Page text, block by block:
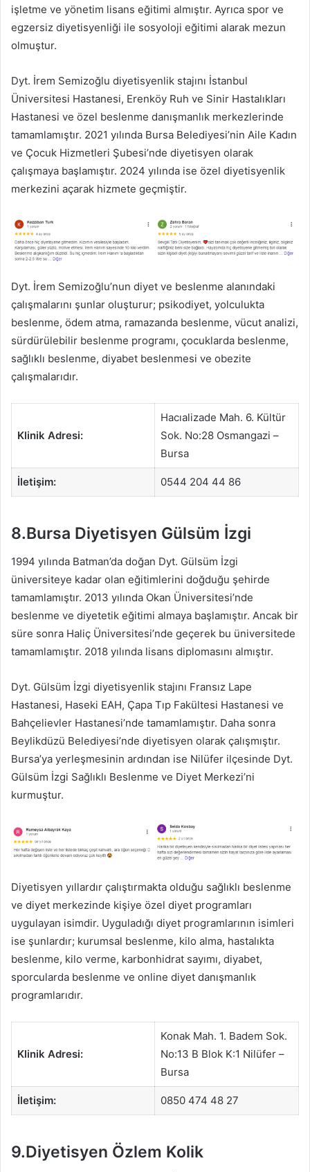
işletme ve yönetim lisans eğitimi almıştır. Ayrıca spor ve
egzersiz diyetisyenliği ile sosyoloji eğitimi alarak mezun
olmuştur.
Dyt. İrem Semizoğlu diyetisyenlik stajını İstanbul
Üniversitesi Hastanesi, Erenköy Ruh ve Sinir Hastalıkları
Hastanesi ve özel beslenme danışmanlık merkezlerinde
tamamlamıştır. 2021 yılında Bursa Belediyesi’nin Aile Kadın
ve Çocuk Hizmetleri Şubesi’nde diyetisyen olarak
çalışmaya başlamıştır. 2024 yılında ise özel diyetisyenlik
merkezini açarak hizmete geçmiştir.
Dyt. İrem Semizoğlu’nun diyet ve beslenme alanındaki
çalışmalarını şunlar oluşturur; psikodiyet, yolculukta
beslenme, ödem atma, ramazanda beslenme, vücut analizi,
sürdürülebilir beslenme programı, çocuklarda beslenme,
sağlıklı beslenme, diyabet beslenmesi ve obezite
çalışmalarıdır.
Klinik Adresi:
Hacıalizade Mah. 6. Kültür
Sok. No:28 Osmangazi –
Bursa
İletişim: 0544 204 44 86
8.Bursa Diyetisyen Gülsüm İzgi
1994 yılında Batman’da doğan Dyt. Gülsüm İzgi
üniversiteye kadar olan eğitimlerini doğduğu şehirde
tamamlamıştır. 2013 yılında Okan Üniversitesi’nde
beslenme ve diyetetik eğitimi almaya başlamıştır. Ancak bir
süre sonra Haliç Üniversitesi’nde geçerek bu üniversitede
tamamlamıştır. 2018 yılında lisans diplomasını almıştır.
Dyt. Gülsüm İzgi diyetisyenlik stajını Fransız Lape
Hastanesi, Haseki EAH, Çapa Tıp Fakültesi Hastanesi ve
Bahçelievler Hastanesi’nde tamamlamıştır. Daha sonra
Beylikdüzü Belediyesi’nde diyetisyen olarak çalışmıştır.
Bursa’ya yerleşmesinin ardından ise Nilüfer ilçesinde Dyt.
Gülsüm İzgi Sağlıklı Beslenme ve Diyet Merkezi’ni
kurmuştur.
Diyetisyen yıllardır çalıştırmakta olduğu sağlıklı beslenme
ve diyet merkezinde kişiye özel diyet programları
uygulayan isimdir. Uyguladığı diyet programlarının isimleri
ise şunlardır; kurumsal beslenme, kilo alma, hastalıkta
beslenme, kilo verme, karbonhidrat sayımı, diyabet,
sporcularda beslenme ve online diyet danışmanlık
programlarıdır.
Klinik Adresi:
Konak Mah. 1. Badem Sok.
No:13 B Blok K:1 Nilüfer –
Bursa
İletişim: 0850 474 48 27
9.Diyetisyen Özlem Kolik